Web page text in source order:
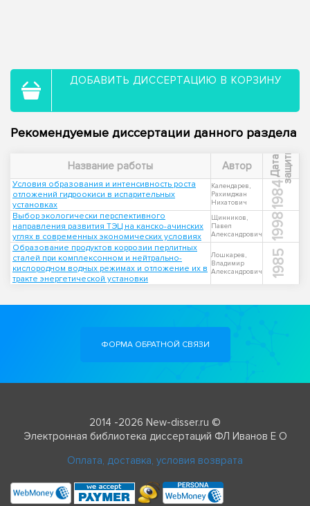
ДОБАВИТЬ ДИССЕРТАЦИЮ В КОРЗИНУ
Рекомендуемые диссертации данного раздела
Название работы Автор Д
а
т
а
з
а
щ
и
т ы
Условия образования и интенсивность роста
отложений гидроокиси в испарительных
установках
Календарев,
Рахимджан
Нихатович
1984
Выбор экологически перспективного
направления развития ТЭЦ на канско-ачинских
углях в современных экономических условиях
Щинников,
Павел
Александрович
1998
Образование продуктов коррозии перлитных
сталей при комплексонном и нейтрально-
кислородном водных режимах и отложение их в
тракте энергетической установки
Лошкарев,
Владимир
Александрович
1985
ФОРМА ОБРАТНОЙ СВЯЗИ
2014 -2026 New-disser.ru ©
Электронная библиотека диссертаций ФЛ Иванов Е О
Оплата, доставка, условия возврата